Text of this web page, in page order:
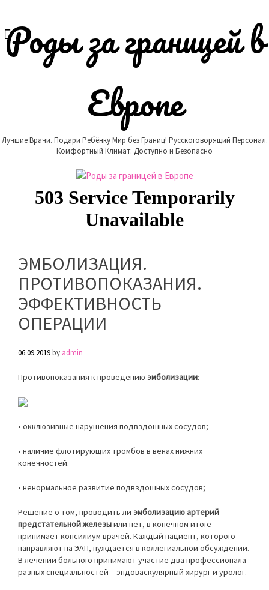
content
Роды за границей в
Европе
Лучшие Врачи. Подари Ребёнку Мир без Границ! Русскоговорящий Персонал.
Комфортный Климат. Доступно и Безопасно
ЭМБОЛИЗАЦИЯ.
ПРОТИВОПОКАЗАНИЯ.
ЭФФЕКТИВНОСТЬ
ОПЕРАЦИИ
06.09.2019by admin
Противопоказания к проведению эмболизации:
• окклюзивные нарушения подвздошных сосудов;
• наличие флотирующих тромбов в венах нижних
конечностей.
• ненормальное развитие подвздошных сосудов;
Решение о том, проводить ли эмболизацию артерий
предстательной железыили нет, в конечном итоге
принимает консилиум врачей. Каждый пациент, которого
направляют на ЭАП, нуждается в коллегиальном обсуждении.
В лечении больного принимают участие два профессионала
разных специальностей – эндоваскулярный хирург и уролог.